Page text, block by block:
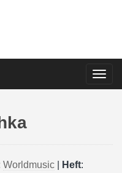
Worldmusic Heft: